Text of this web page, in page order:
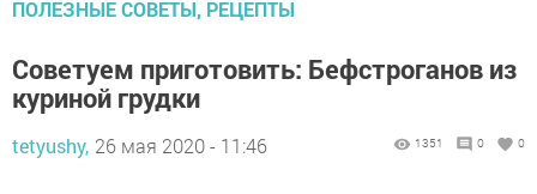
ПОЛЕЗНЫЕ СОВЕТЫ, РЕЦЕПТЫ
Советуем приготовить: Бефстроганов из
куриной грудки
tetyushy, 26 мая 2020 - 11:46 1351 0 0